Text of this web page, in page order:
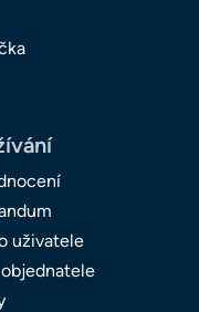
uživatele